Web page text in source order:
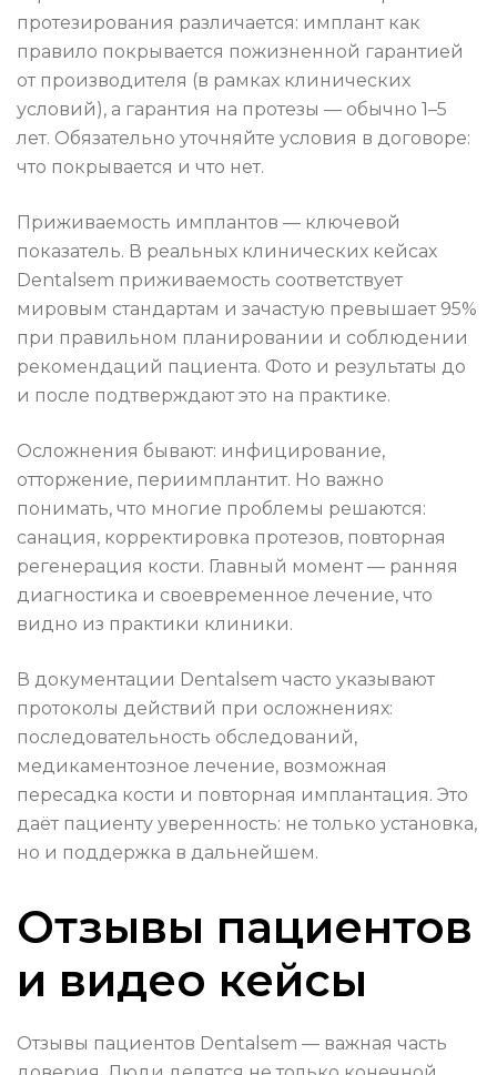
протезирования различается: имплант как
правило покрывается пожизненной гарантией
от производителя (в рамках клинических
условий), а гарантия на протезы — обычно 1–5
лет. Обязательно уточняйте условия в договоре:
что покрывается и что нет.
Приживаемость имплантов — ключевой
показатель. В реальных клинических кейсах
Dentalsem приживаемость соответствует
мировым стандартам и зачастую превышает 95%
при правильном планировании и соблюдении
рекомендаций пациента. Фото и результаты до
и после подтверждают это на практике.
Осложнения бывают: инфицирование,
отторжение, периимплантит. Но важно
понимать, что многие проблемы решаются:
санация, корректировка протезов, повторная
регенерация кости. Главный момент — ранняя
диагностика и своевременное лечение, что
видно из практики клиники.
В документации Dentalsem часто указывают
протоколы действий при осложнениях:
последовательность обследований,
медикаментозное лечение, возможная
пересадка кости и повторная имплантация. Это
даёт пациенту уверенность: не только установка,
но и поддержка в дальнейшем.
Отзывы пациентов
и видео кейсы
Отзывы пациентов Dentalsem — важная часть